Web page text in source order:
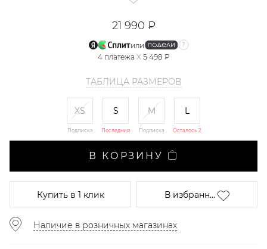
21 990 ₽
или
4 платежа X 5 498 ₽
ТАБЛИЦА РАЗМЕРОВ
XS
Подписка
S
Последний
M
Подписка
L
Осталось 2
В КОРЗИНУ
Купитьв 1 клик В избранн...
Наличие в розничных магазинах